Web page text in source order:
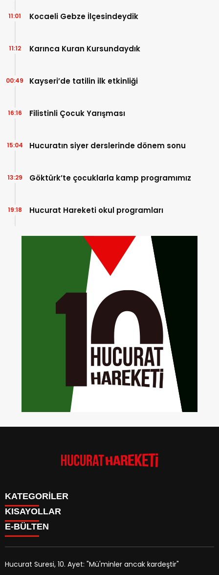
Kocaeli Gebze İlçesindeydik
11:01
Karınca Kuran Kursundaydık
11:12
Kayseri’de tatilin ilk etkinliği
00:49
Filistinli Çocuk Yarışması
16:16
Hucuratın siyer derslerinde dönem sonu
15:04
Göktürk’te çocuklarla kamp programımız
13:29
Hucurat Hareketi okul programları
19:18
KATEGORİLER
Anasayfa
Kudüs Çocuk Atölyesi
Röportaj
KISAYOLLAR
HAKKIMIZDA
İLETİŞİM
E-BÜLTEN
Hucurat Suresi, 10. Ayet: "Mü'minler ancak kardeştir"